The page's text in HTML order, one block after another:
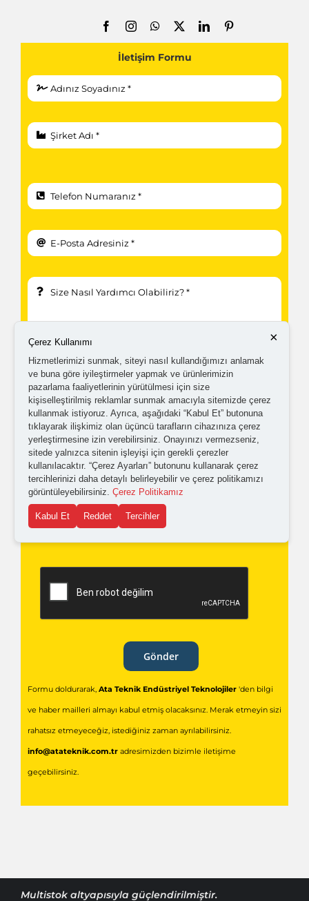
İletişim Formu
Kampanyalardan ve güncellemelerden haberdar
olabilmem için tarafımaticari elektronik ileti
gönderilmesini kabul ediyorum.
Kişisel verilerimin işlenmesine yönelik
Gönder
Formu doldurarak, Ata Teknik Endüstriyel Teknolojiler'den bilgi
ve haber mailleri almayı kabul etmiş olacaksınız. Merak etmeyin sizi
rahatsız etmeyeceğiz, istediğiniz zaman ayrılabilirsiniz.
info@atateknik.com.tradresimizden bizimle iletişime
geçebilirsiniz.
Multistok altyapısıyla güçlendirilmiştir.
×
Çerez Kullanımı
Hizmetlerimizi sunmak, siteyi nasıl kullandığımızı anlamak
ve buna göre iyileştirmeler yapmak ve ürünlerimizin
pazarlama faaliyetlerinin yürütülmesi için size
kişiselleştirilmiş reklamlar sunmak amacıyla sitemizde çerez
kullanmak istiyoruz. Ayrıca, aşağıdaki “Kabul Et” butonuna
tıklayarak ilişkimiz olan üçüncü tarafların cihazınıza çerez
yerleştirmesine izin verebilirsiniz. Onayınızı vermezseniz,
sitede yalnızca sitenin işleyişi için gerekli çerezler
kullanılacaktır. “Çerez Ayarları” butonunu kullanarak çerez
tercihlerinizi daha detaylı belirleyebilir ve çerez politikamızı
görüntüleyebilirsiniz. Çerez Politikamız
Kabul Et Reddet Tercihler